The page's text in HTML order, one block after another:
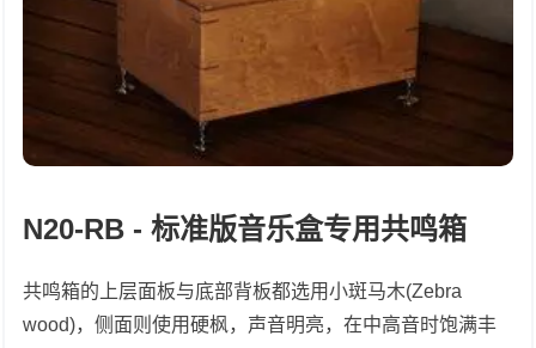
N20-RB - 标准版音乐盒专用共鸣箱
共鸣箱的上层面板与底部背板都选用小斑马木(Zebra
wood)，侧面则使用硬枫，声音明亮，在中高音时饱满丰